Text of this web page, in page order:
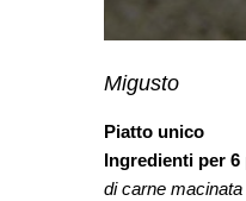
Migusto
Piatto unico
Ingredienti per 6
di carne